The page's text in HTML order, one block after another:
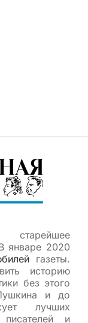
старейшее
январе 2020
газеты.
историю
без этого
и до
лучших
и